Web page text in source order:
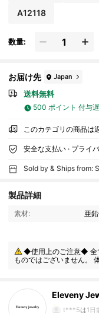
A12118
数量:
お届け先 Japan
送料無料
500 ポイント 付与
このカテゴリの商品は
安全な支払い · プライ
Sold by & Ships from:
製品詳細
素材: 亜
◆使用上のご注意◆ 全
ものではございません。
Eleveny
4.92 36K
4.92
36K
t***5は1日